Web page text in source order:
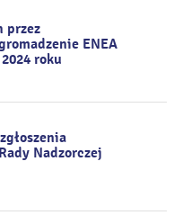
przez
ENEA
roku
Nadzorczej